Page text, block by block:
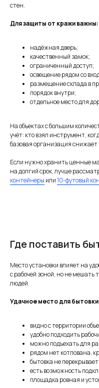
стен.
Для защиты от кражи важны:
надёжная дверь;
качественный замок;
ограниченный доступ;
освещение рядом со
размещение склада в
порядок внутри;
отдельное место для
На объектах с большим
учёт: кто взял инструмент,
базовая организация
Если нужно хранить ценные
на долгий срок, лучше
контейнеры или10-футовый
Где поставить
Место установки влияет на
с рабочей зоной, но не мешать
людей.
Удачное место для
видно с территории
удобно подходить
можно подъехать для
рядом нет котлована,
бытовка не
есть возможность
площадка ровная и